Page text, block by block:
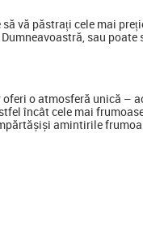
vă păstrați cele mai
sau poate
o atmosferă unică –
încât cele mai
amintirile